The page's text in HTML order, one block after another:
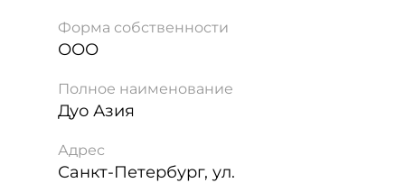
Форма собственности
ООО
Полное наименование
Дуо Азия
Адрес
Санкт-Петербург, ул.